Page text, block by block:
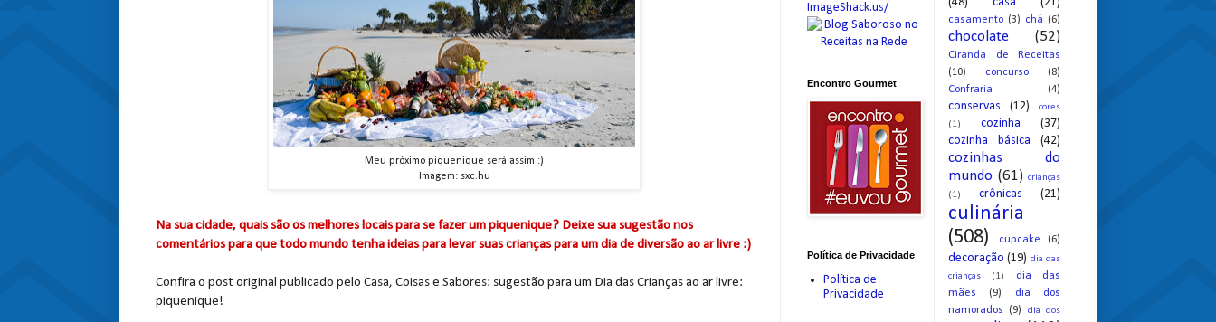
Meu próximo piquenique será assim :)
Imagem: sxc.hu
Na sua cidade, quais são os melhores locais para se fazer um piquenique? Deixe sua sugestão nos
comentários para que todo mundo tenha ideias para levar suas crianças para um dia de diversão ao ar livre :)
Confira o post original publicado pelo Casa, Coisas e Sabores: sugestão para um Dia das Crianças ao ar livre:
piquenique!
Encontro Gourmet
Política de Privacidade
Política de
Privacidade
casamento (3) chá (6)
chocolate (52)
Ciranda de Receitas
(10)
concurso
(8)
Confraria
(4)
conservas (12)
cores
(1)
cozinha
(37)
cozinha básica
(42)
cozinhas do
mundo (61) crianças
(1)
crônicas (21)
culinária
(508)
cupcake (6)
decoração (19) dia das
crianças
(1)
dia das
mães
(9)
dia dos
namorados
(9) dia dos